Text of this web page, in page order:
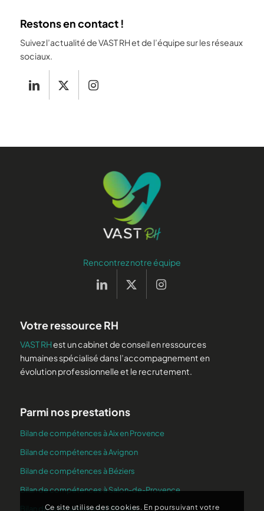
Restons en contact !
Suivez l’actualité de VAST RH et de l’équipe sur les réseaux
sociaux.
Rencontrez notre équipe
Votre ressource RH
VAST RHest un cabinet de conseil en ressources
humaines spécialisé dans l’accompagnement en
évolution professionnelle et le recrutement.
Parmi nos prestations
Bilan de compétences à Aix en Provence
Bilan de compétences à Avignon
Bilan de compétences à Béziers
Bilan de compétences à Salon-de-Provence
Bilan de compétences à Vitrolles
Ce site utilise des cookies. En poursuivant votre